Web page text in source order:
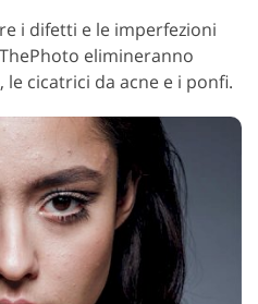
i difetti e le imperfezioni
elimineranno
cicatrici da acne e i ponfi.